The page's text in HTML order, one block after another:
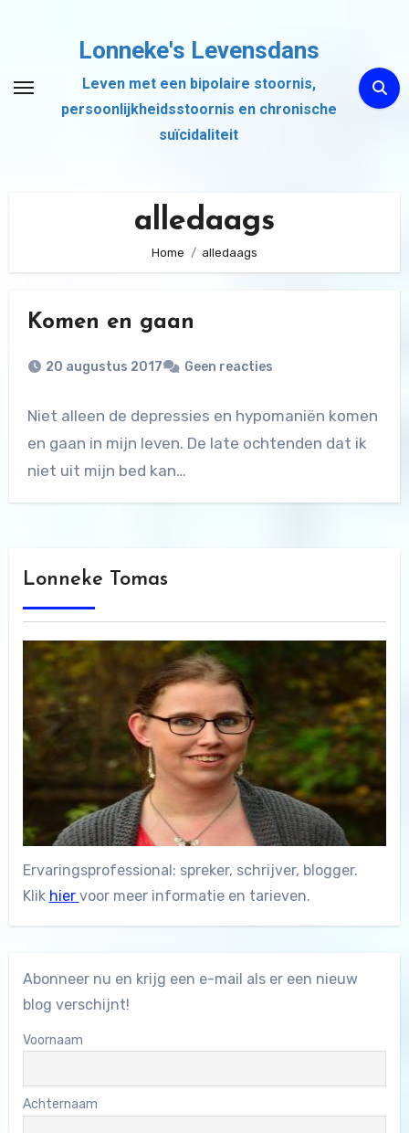
inhoud
Lonneke's Levensdans
Leven met een bipolaire stoornis,
persoonlijkheidsstoornis en chronische
suïcidaliteit
alledaags
Home alledaags
Komen en gaan
20 augustus 2017 Geen reacties
Niet alleen de depressies en hypomaniën komen
en gaan in mijn leven. De late ochtenden dat ik
niet uit mijn bed kan…
Lonneke Tomas
Ervaringsprofessional: spreker, schrijver, blogger.
Klik hier voor meer informatie en tarieven.
Abonneer nu en krijg een e-mail als er een nieuw
blog verschijnt!
Voornaam
Achternaam